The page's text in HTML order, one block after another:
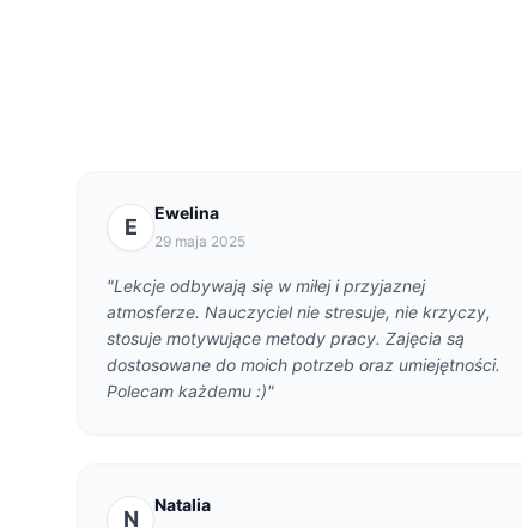
E
Ewelina
29 maja 2025
"Lekcje odbywają się w miłej i przyjaznej
atmosferze. Nauczyciel nie stresuje, nie krzyczy,
stosuje motywujące metody pracy. Zajęcia są
dostosowane do moich potrzeb oraz umiejętności.
Polecam każdemu :)"
N
Natalia